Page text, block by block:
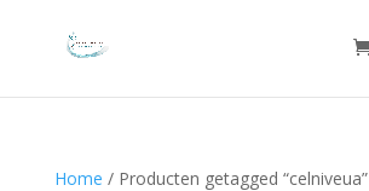
Home / Producten getagged “celniveua”